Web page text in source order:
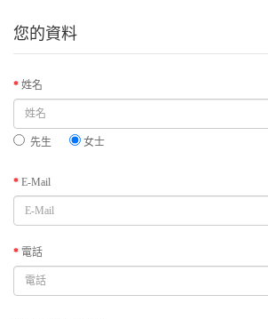
您的資料
姓名
先生 女士
E-Mail
電話